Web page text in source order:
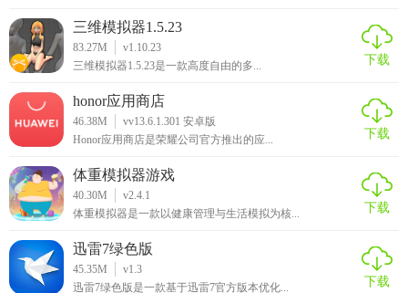
三维模拟器1.5.23
83.27M
v1.10.23
三维模拟器1.5.23是一款高度自由的多...
下载
honor应用商店
46.38M
vv13.6.1.301 安卓版
Honor应用商店是荣耀公司官方推出的应...
下载
体重模拟器游戏
40.30M
v2.4.1
体重模拟器是一款以健康管理与生活模拟为核...
下载
迅雷7绿色版
45.35M
v1.3
迅雷7绿色版是一款基于迅雷7官方版本优化...
下载